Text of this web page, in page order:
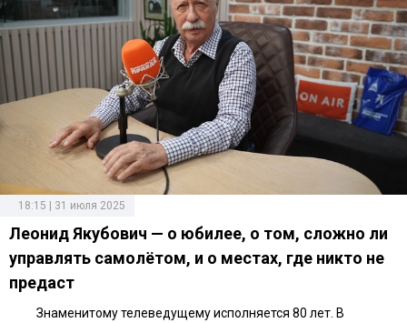
18:15 | 31 июля 2025
Леонид Якубович — о юбилее, о том, сложно ли
управлять самолётом, и о местах, где никто не
предаст
Знаменитому телеведущему исполняется 80 лет. В